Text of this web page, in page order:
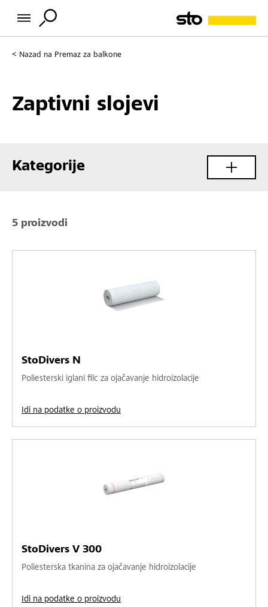
Nazad na Premaz za balkone
Zaptivni slojevi
Kategorije
5 proizvodi
StoDivers N
Poliesterski iglani filc za ojačavanje hidroizolacije
Idi na podatke o proizvodu
StoDivers V 300
Poliesterska tkanina za ojačavanje hidroizolacije
Idi na podatke o proizvodu